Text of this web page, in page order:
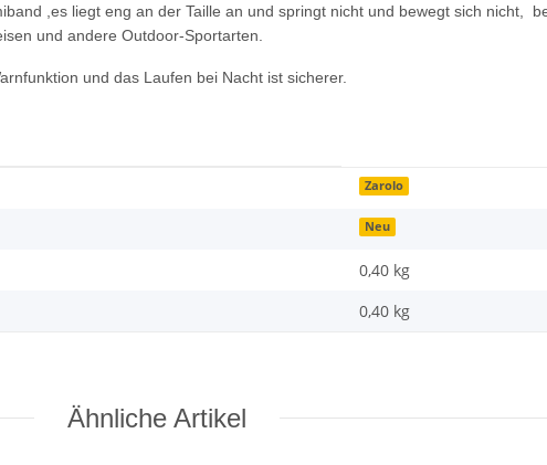
,es liegt eng an der Taille an und springt nicht und bewegt sich nicht,
und andere Outdoor-Sportarten.
und das Laufen bei Nacht ist sicherer.
Zarolo
Neu
0,40 kg
0,40 kg
Ähnliche Artikel